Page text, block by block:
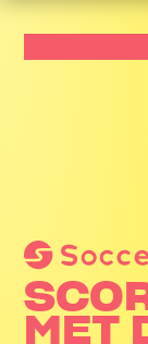
MET